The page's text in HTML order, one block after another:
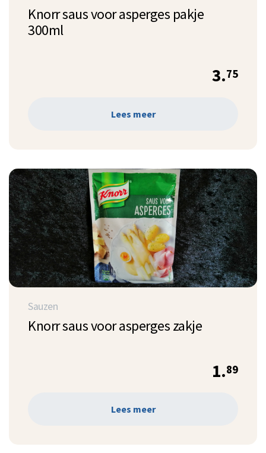
Knorr saus voor asperges pakje
300ml
3.75
Lees meer
Sauzen
Knorr saus voor asperges zakje
1.89
Lees meer